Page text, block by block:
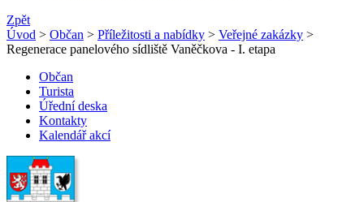
Zpět
Úvod > Občan > Příležitosti a nabídky > Veřejné zakázky >
Regenerace panelového sídliště Vaněčkova - I. etapa
Občan
Turista
Úřední deska
Kontakty
Kalendář akcí